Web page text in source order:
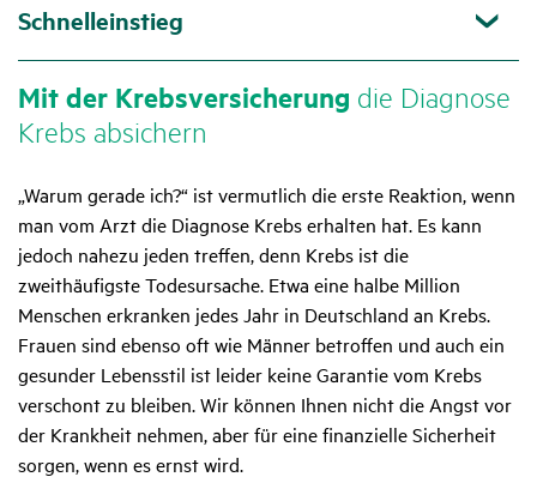
Schnelleinstieg
Mit der Krebs­ver­si­che­rung die Diagnose
Krebs absi­chern
„Warum gerade ich?“ ist vermutlich die erste Reaktion, wenn
man vom Arzt die Diagnose Krebs erhalten hat. Es kann
jedoch nahezu jeden treffen, denn Krebs ist die
zweithäufigste Todesursache. Etwa eine halbe Million
Menschen erkranken jedes Jahr in Deutschland an Krebs.
Frauen sind ebenso oft wie Männer betroffen und auch ein
gesunder Lebensstil ist leider keine Garantie vom Krebs
verschont zu bleiben. Wir können Ihnen nicht die Angst vor
der Krankheit nehmen, aber für eine finanzielle Sicherheit
sorgen, wenn es ernst wird.